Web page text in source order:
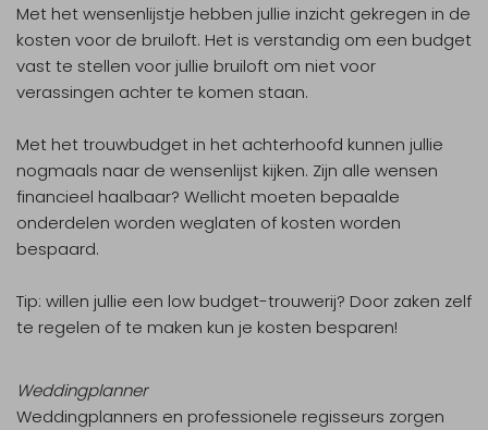
Met het wensenlijstje hebben jullie inzicht gekregen in de
kosten voor de bruiloft. Het is verstandig om een budget
vast te stellen voor jullie bruiloft om niet voor
verassingen achter te komen staan.
Met het trouwbudget in het achterhoofd kunnen jullie
nogmaals naar de wensenlijst kijken. Zijn alle wensen
financieel haalbaar? Wellicht moeten bepaalde
onderdelen worden weglaten of kosten worden
bespaard.
Tip: willen jullie een low budget-trouwerij? Door zaken zelf
te regelen of te maken kun je kosten besparen!
Weddingplanner
Weddingplanners en professionele regisseurs zorgen